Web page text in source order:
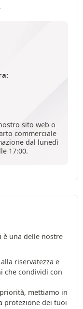
sito web o
commerciale
dal lunedì
17:00.
è una delle nostre
riservatezza e
che condividi con
mettiamo in
protezione dei tuoi